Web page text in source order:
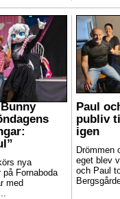
nya
Fornaboda
med
Paul
publiv
igen
Drömmen
eget blev
och Paul